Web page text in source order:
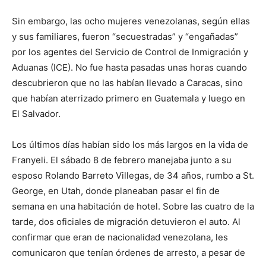
Sin embargo, las ocho mujeres venezolanas, según ellas
y sus familiares, fueron “secuestradas” y “engañadas”
por los agentes del Servicio de Control de Inmigración y
Aduanas (ICE). No fue hasta pasadas unas horas cuando
descubrieron que no las habían llevado a Caracas, sino
que habían aterrizado primero en Guatemala y luego en
El Salvador.
Los últimos días habían sido los más largos en la vida de
Franyeli. El sábado 8 de febrero manejaba junto a su
esposo Rolando Barreto Villegas, de 34 años, rumbo a St.
George, en Utah, donde planeaban pasar el fin de
semana en una habitación de hotel. Sobre las cuatro de la
tarde, dos oficiales de migración detuvieron el auto. Al
confirmar que eran de nacionalidad venezolana, les
comunicaron que tenían órdenes de arresto, a pesar de